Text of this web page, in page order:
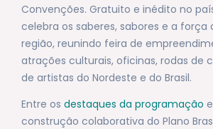
Convenções. Gratuito e inédito no
celebra os saberes, sabores e a força
região, reunindo feira de
atrações culturais, oficinas, rodas de
de artistas do Nordeste e do Brasil.
Entre os destaques da programação
construção colaborativa do Plano